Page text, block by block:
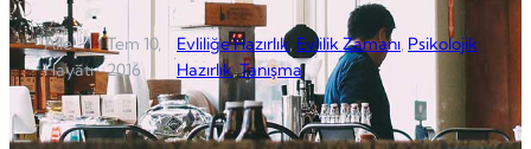
Aile
Hayatı
·
Tem 10,
2016
·
Evliliğe Hazırlık, Evlilik Zamanı, Psikolojik
Hazırlık, Tanışma